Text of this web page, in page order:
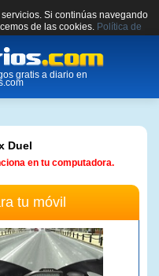
Si continúas navegando
de las cookies. Política de
gratis a diario en
Duel
en tu computadora.
tu móvil